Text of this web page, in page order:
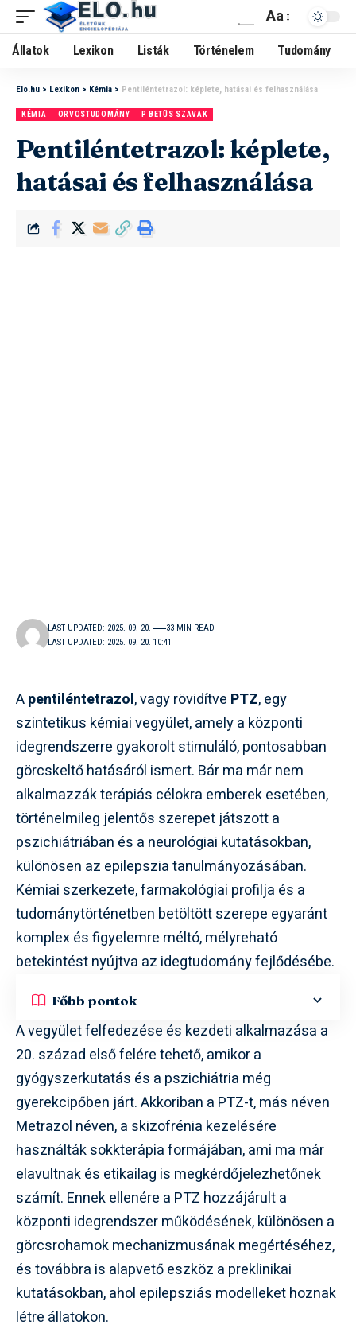
Aa
Állatok Lexikon Listák Történelem Tudomány
Elo.hu > Lexikon > Kémia > Pentiléntetrazol: képlete, hatásai és felhasználása
KÉMIA ORVOSTUDOMÁNY P BETŰS SZAVAK
Pentiléntetrazol: képlete,
hatásai és felhasználása
LAST UPDATED: 2025. 09. 20. 10:41
LAST UPDATED: 2025. 09. 20. 33 MIN READ
Apentiléntetrazol, vagy rövidítve PTZ, egy
szintetikus kémiai vegyület, amely a központi
idegrendszerre gyakorolt stimuláló, pontosabban
görcskeltő hatásáról ismert. Bár ma már nem
alkalmazzák terápiás célokra emberek esetében,
történelmileg jelentős szerepet játszott a
pszichiátriában és a neurológiai kutatásokban,
különösen az epilepszia tanulmányozásában.
Kémiai szerkezete, farmakológiai profilja és a
tudománytörténetben betöltött szerepe egyaránt
komplex és figyelemre méltó, mélyreható
betekintést nyújtva az idegtudomány fejlődésébe.
Főbb pontok
A vegyület felfedezése és kezdeti alkalmazása a
20. század első felére tehető, amikor a
gyógyszerkutatás és a pszichiátria még
gyerekcipőben járt. Akkoriban a PTZ-t, más néven
Metrazol néven, a skizofrénia kezelésére
használták sokkterápia formájában, ami ma már
elavultnak és etikailag is megkérdőjelezhetőnek
számít. Ennek ellenére a PTZ hozzájárult a
központi idegrendszer működésének, különösen a
görcsrohamok mechanizmusának megértéséhez,
és továbbra is alapvető eszköz a preklinikai
kutatásokban, ahol epilepsziás modelleket hoznak
létre állatokon.